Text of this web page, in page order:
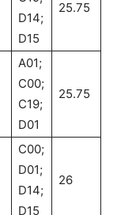
D14;
D15
25.75
A01;
C00;
C19;
D01
25.75
C00;
D01;
D14;
D15
26